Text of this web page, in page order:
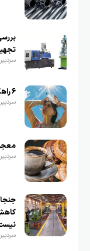
سردبیر
۶ راهکار کاهش تعریق بدن در تابستان
سردبیر
سردبیر
سردبیر